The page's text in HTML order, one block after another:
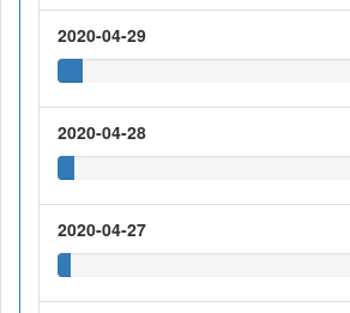
2020-04-29
2020-04-28
2020-04-27